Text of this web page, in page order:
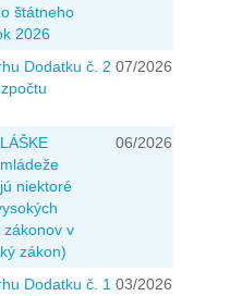
štátneho
2026
Dodatku č. 2 07/2026
niektoré
v
zákon)
06/2026
Dodatku č. 1 03/2026